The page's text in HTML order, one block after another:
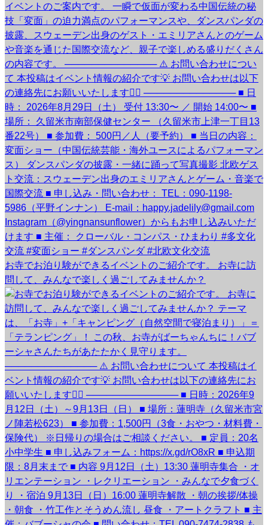
お寺でお泊り験ができるイベントのご紹介です。 お寺に訪
問して、みんなで楽しく過ごしてみませんか？